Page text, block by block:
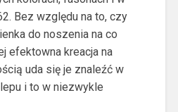
Bez względu na to, czy
do noszenia na co
efektowna kreacja na
uda się je znaleźć w
i to w niezwykle